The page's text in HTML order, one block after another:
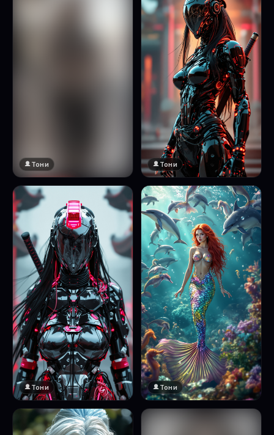
🔞 18+
Натисни за преглед
Тони Тони
Тони Тони